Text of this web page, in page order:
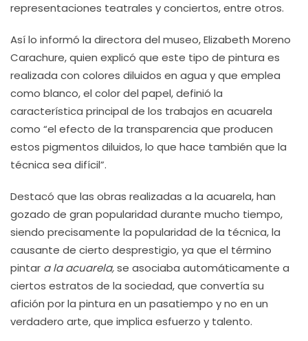
representaciones teatrales y conciertos, entre otros.
Así lo informó la directora del museo, Elizabeth Moreno
Carachure, quien explicó que este tipo de pintura es
realizada con colores diluidos en agua y que emplea
como blanco, el color del papel, definió la
característica principal de los trabajos en acuarela
como “el efecto de la transparencia que producen
estos pigmentos diluidos, lo que hace también que la
técnica sea difícil”.
Destacó que las obras realizadas a la acuarela, han
gozado de gran popularidad durante mucho tiempo,
siendo precisamente la popularidad de la técnica, la
causante de cierto desprestigio, ya que el término
pintar a la acuarela,se asociaba automáticamente a
ciertos estratos de la sociedad, que convertía su
afición por la pintura en un pasatiempo y no en un
verdadero arte, que implica esfuerzo y talento.